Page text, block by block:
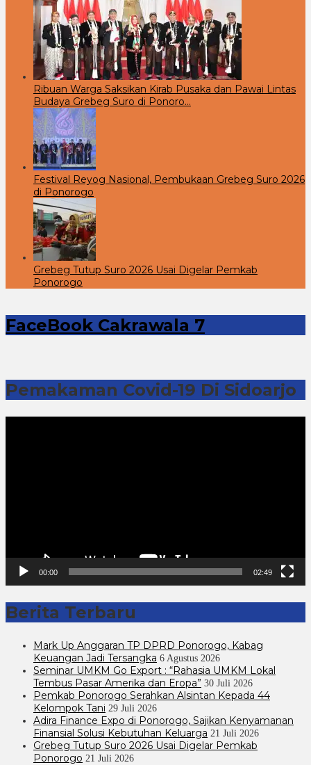
Ribuan Warga Saksikan Kirab Pusaka dan Pawai Lintas
Budaya Grebeg Suro di Ponoro…
Festival Reyog Nasional, Pembukaan Grebeg Suro 2026
di Ponorogo
Grebeg Tutup Suro 2026 Usai Digelar Pemkab
Ponorogo
FaceBook Cakrawala 7
Pemakaman Covid-19 Di Sidoarjo
00:00 02:49
Berita Terbaru
Mark Up Anggaran TP DPRD Ponorogo, Kabag
Keuangan Jadi Tersangka 6 Agustus 2026
Seminar UMKM Go Export : “Rahasia UMKM Lokal
Tembus Pasar Amerika dan Eropa” 30 Juli 2026
Pemkab Ponorogo Serahkan Alsintan Kepada 44
Kelompok Tani 29 Juli 2026
Adira Finance Expo di Ponorogo, Sajikan Kenyamanan
Finansial Solusi Kebutuhan Keluarga 21 Juli 2026
Grebeg Tutup Suro 2026 Usai Digelar Pemkab
Ponorogo 21 Juli 2026